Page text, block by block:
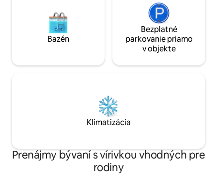
Bazén
Bezplatné
parkovanie priamo
v objekte
Klimatizácia
Prenájmy bývaní s vírivkou vhodných pre
rodiny